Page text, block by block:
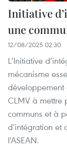
Initiative
une
12/08/2025 02:30
L’Initiative
mécanisme
développement
CLMV à mettre
communs et à
d’intégration et
l'ASEAN.